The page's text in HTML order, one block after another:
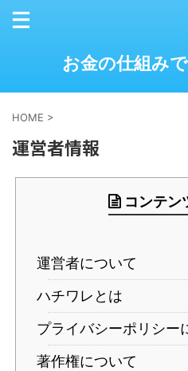
お金の仕組み
HOME >
運営者情報
コンテン
運営者について
ハチワレとは
プライバシーポリシー
著作権について